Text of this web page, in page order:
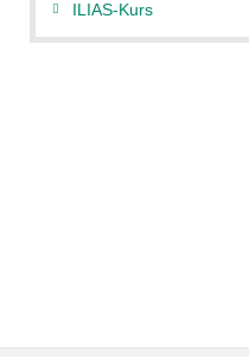
ILIAS-Kurs